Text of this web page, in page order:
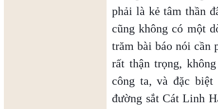
phải là kẻ tâm thần
cũng không có một
trăm bài báo nói cần
rất thận trọng,
công ta, và đặc
đường sắt Cát Linh